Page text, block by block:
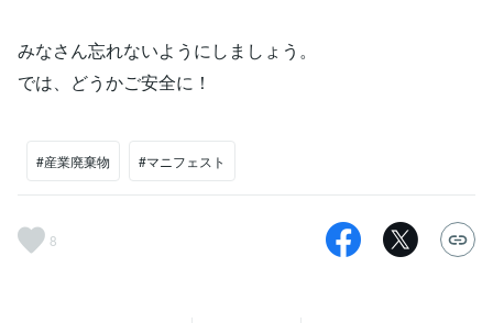
みなさん忘れないようにしましょう。
では、どうかご安全に！
#産業廃棄物 #マニフェスト
8